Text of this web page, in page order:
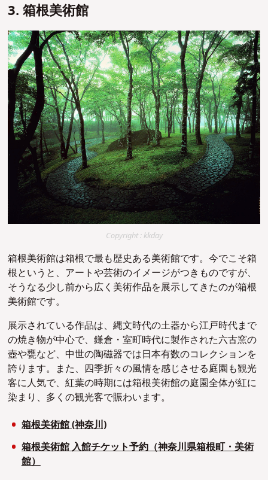
3. 箱根美術館
Copyright : kkday
箱根美術館は箱根で最も歴史ある美術館です。今でこそ箱
根というと、アートや芸術のイメージがつきものですが、
そうなる少し前から広く美術作品を展示してきたのが箱根
美術館です。
展示されている作品は、縄文時代の土器から江戸時代まで
の焼き物が中心で、鎌倉・室町時代に製作された六古窯の
壺や甕など、中世の陶磁器では日本有数のコレクションを
誇ります。また、四季折々の風情を感じさせる庭園も観光
客に人気で、紅葉の時期には箱根美術館の庭園全体が紅に
染まり、多くの観光客で賑わいます。
箱根美術館 (神奈川)
箱根美術館 入館チケット予約（神奈川県箱根町・美術
館）